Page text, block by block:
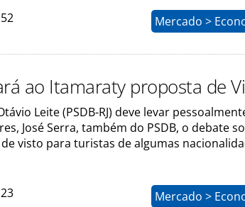
Mercado >
ao Itamaraty proposta de
Leite (PSDB-RJ) deve levar
José Serra, também do PSDB, o debate
visto para turistas de algumas
Mercado >